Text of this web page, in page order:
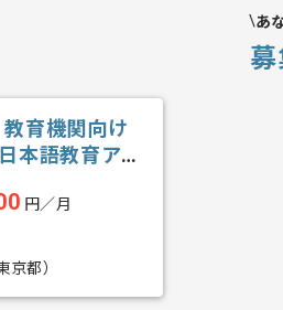
あ
教育機関向け
本語教育アプ
円／月
京都）